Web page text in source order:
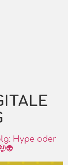
Hype oder